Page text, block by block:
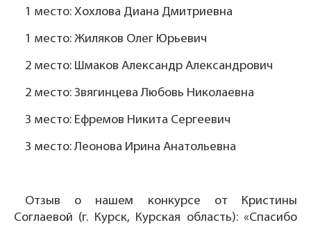
1 место: Хохлова Диана Дмитриевна
1 место: Жиляков Олег Юрьевич
2 место: Шмаков Александр Александрович
2 место: Звягинцева Любовь Николаевна
3 место: Ефремов Никита Сергеевич
3 место: Леонова Ирина Анатольевна
Отзыв о нашем конкурсе от Кристины
Соглаевой (г. Курск, Курская область): «Спасибо